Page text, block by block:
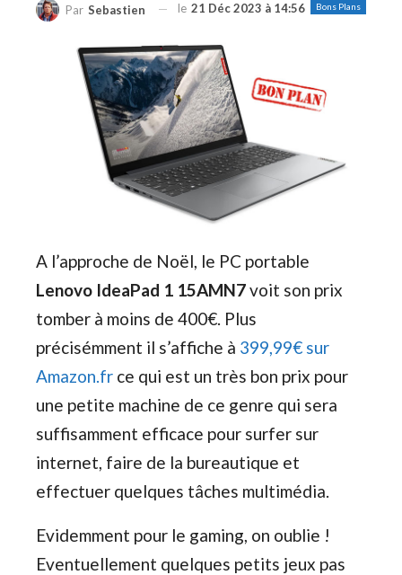
Bons Plans
Par Sebastien le 21 Déc 2023 à 14:56
A l’approche de Noël, le PC portable
Lenovo IdeaPad 1 15AMN7voit son prix
tomber à moins de 400€. Plus
précisémment il s’affiche à 399,99€ sur
Amazon.fr ce qui est un très bon prix pour
une petite machine de ce genre qui sera
suffisamment efficace pour surfer sur
internet, faire de la bureautique et
effectuer quelques tâches multimédia.
Evidemment pour le gaming, on oublie !
Eventuellement quelques petits jeux pas